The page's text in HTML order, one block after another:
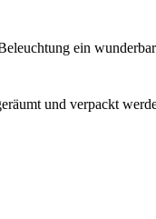
ein
und verpackt